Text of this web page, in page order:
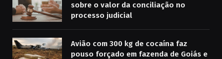
sobre o valor da conciliação no
processo judicial
Avião com 300 kg de cocaína faz
pouso forçado em fazenda de Goiás e